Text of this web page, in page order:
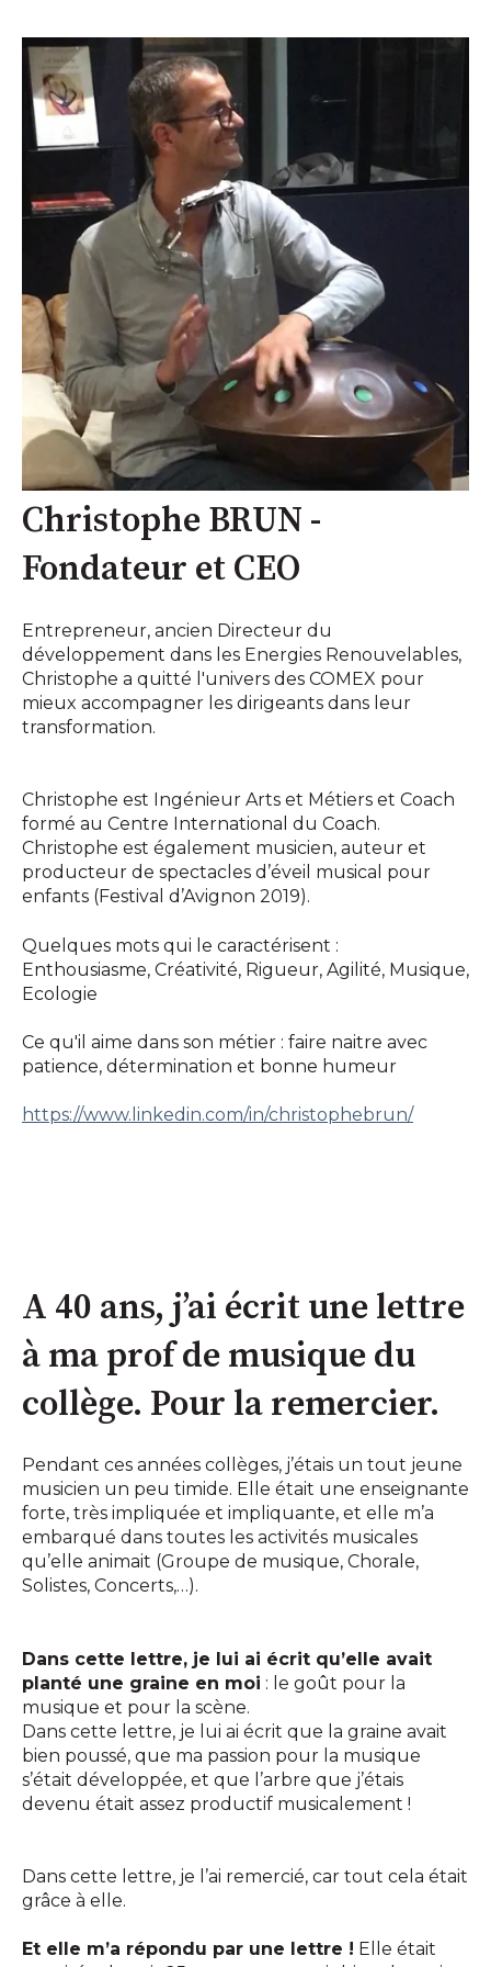
Christophe BRUN -
Fondateur et CEO
Entrepreneur, ancien Directeur du
développement dans les Energies Renouvelables,
Christophe a quitté l'univers des COMEX pour
mieux accompagner les dirigeants dans leur
transformation.
Christophe est Ingénieur Arts et Métiers et Coach
formé au Centre International du Coach.
Christophe est également musicien, auteur et
producteur de spectacles d’éveil musical pour
enfants (Festival d’Avignon 2019).
Quelques mots qui le caractérisent :
Enthousiasme, Créativité, Rigueur, Agilité, Musique,
Ecologie
Ce qu'il aime dans son métier : faire naitre avec
patience, détermination et bonne humeur
https://www.linkedin.com/in/christophebrun/
A 40 ans, j’ai écrit une lettre
à ma prof de musique du
collège. Pour la remercier.
Pendant ces années collèges, j’étais un tout jeune
musicien un peu timide. Elle était une enseignante
forte, très impliquée et impliquante, et elle m’a
embarqué dans toutes les activités musicales
qu’elle animait (Groupe de musique, Chorale,
Solistes, Concerts,…).
Dans cette lettre, je lui ai écrit qu’elle avait
planté une graine en moi : le goût pour la
musique et pour la scène.
Dans cette lettre, je lui ai écrit que la graine avait
bien poussé, que ma passion pour la musique
s’était développée, et que l’arbre que j’étais
devenu était assez productif musicalement !
Dans cette lettre, je l’ai remercié, car tout cela était
grâce à elle.
Et elle m’a répondu par une lettre ! Elle était